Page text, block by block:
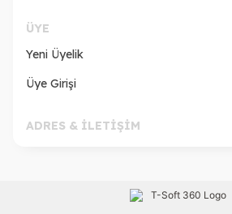
ÜYE
Yeni Üyelik
Üye Girişi
ADRES & İLETİŞİM